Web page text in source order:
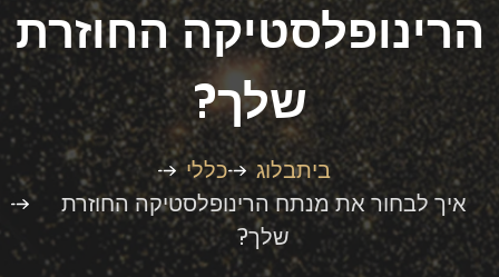
הרינופלסטיקה החוזרת
שלך?
ביתבלוג
כללי
איך לבחור את מנתח הרינופלסטיקה החוזרת
שלך?